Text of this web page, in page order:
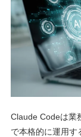
Claude Codeは業
で本格的に運用す